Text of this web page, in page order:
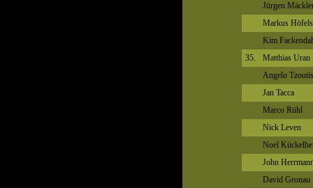
Jürgen
Markus Höfels
Kim
35.
Matthias Uran
Angelo Tzoutis
Jan Tacca
Marco Rühl
Nick Leven
Noel
John
David Gronau